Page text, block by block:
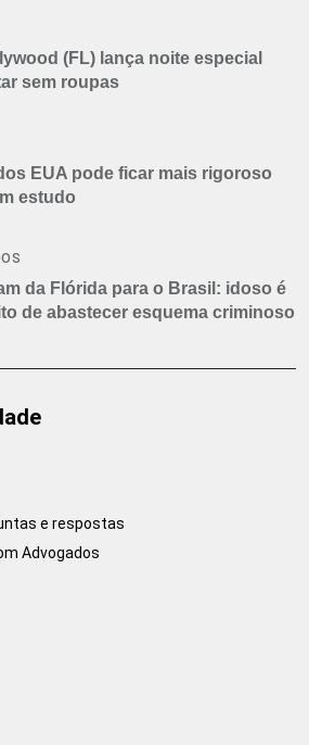
(FL) lança noite especial
sem roupas
EUA pode ficar mais rigoroso
estudo
da Flórida para o Brasil: idoso é
de abastecer esquema criminoso
e respostas
Advogados